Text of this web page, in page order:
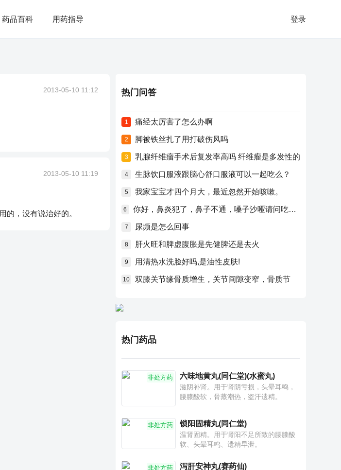
药品百科 用药指导 登录
2013-05-10 11:12
2013-05-10 11:19
的，没有说治好的。
热门问答
1 痛经太厉害了怎么办啊
2 脚被铁丝扎了用打破伤风吗
3 乳腺纤维瘤手术后复发率高吗 纤维瘤是多发性的
4 生脉饮口服液跟脑心舒口服液可以一起吃么？
5 我家宝宝才四个月大，最近忽然开始咳嗽。
6 你好，鼻炎犯了，鼻子不通，嗓子沙哑请问吃什么药比较好？
7 尿频是怎么回事
8 肝火旺和脾虚腹胀是先健脾还是去火
9 用清热水洗脸好吗,是油性皮肤!
10 双膝关节缘骨质增生，关节间隙变窄，骨质节
热门药品
非处方药 六味地黄丸(同仁堂)(水蜜丸)
滋阴补肾。用于肾阴亏损，头晕耳鸣，
腰膝酸软，骨蒸潮热，盗汗遗精。
非处方药 锁阳固精丸(同仁堂)
温肾固精。用于肾阳不足所致的腰膝酸
软、头晕耳鸣、遗精早泄。
非处方药 泻肝安神丸(赛药仙)